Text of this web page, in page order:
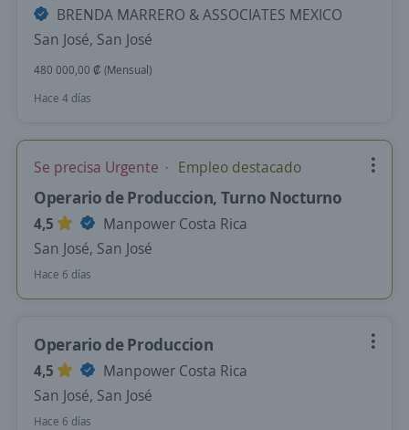
BRENDA MARRERO & ASSOCIATES MEXICO
San José, San José
480 000,00 ₡ (Mensual)
Hace 4 días
Se precisa Urgente Empleo destacado
Operario de Produccion, Turno Nocturno
4,5
Manpower Costa Rica
San José, San José
Hace 6 días
Operario de Produccion
4,5
Manpower Costa Rica
San José, San José
Hace 6 días